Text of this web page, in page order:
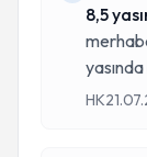
8,5
yasında
HK